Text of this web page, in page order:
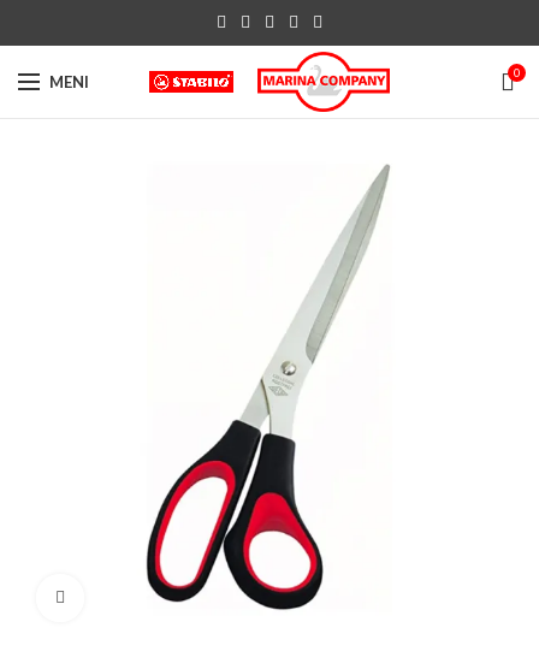
MENI 0
Click to enlarge